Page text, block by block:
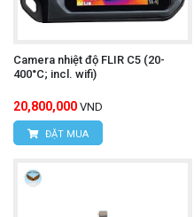
Email:
HÙNG NGUYÊN
Địa chỉ:D7/6B Đường
Kiên, Huyện Bình
Camera nhiệt độ FLIR C5 (20-
400°C; incl. wifi)
20,800,000 VND
ĐẶT MUA